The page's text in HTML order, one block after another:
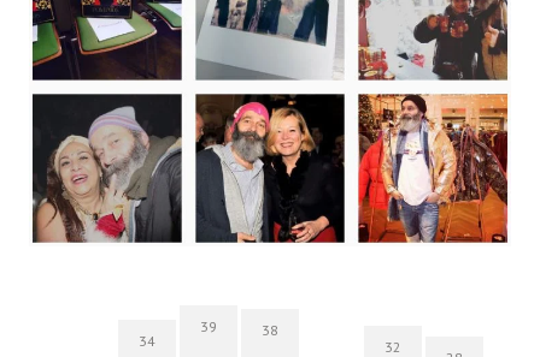
34
39 38
32